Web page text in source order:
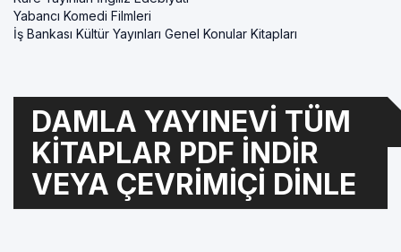
Yabancı Komedi Filmleri
İş Bankası Kültür Yayınları Genel Konular Kitapları
DAMLA YAYINEVI TÜM
KITAPLAR PDF INDIR
VEYA ÇEVRIMIÇI DINLE